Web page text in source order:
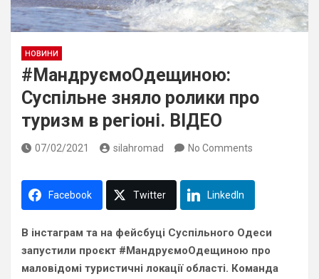
НОВИНИ
#МандруємоОдещиною:
Суспільне зняло ролики про
туризм в регіоні. ВІДЕО
07/02/2021 silahromad No Comments
Facebook Twitter LinkedIn
В інстаграм та на фейсбуці Суспільного Одеси
запустили проєкт #МандруємоОдещиною про
маловідомі туристичні локації області. Команда